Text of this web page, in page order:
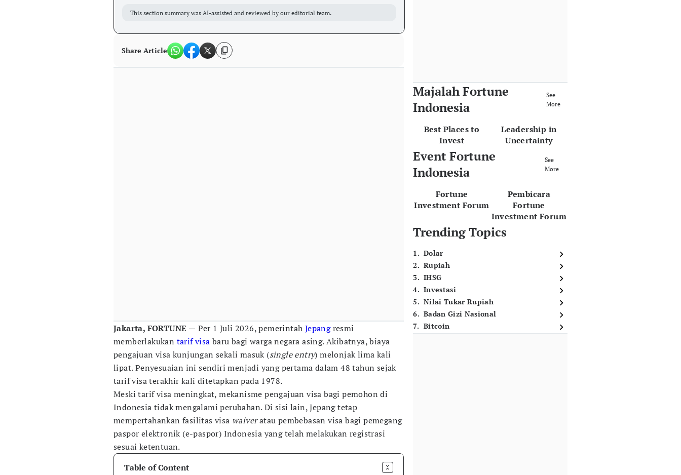
This section summary was AI-assisted and reviewed by our editorial team.
Share Article
Jakarta, FORTUNE — Per 1 Juli 2026, pemerintah Jepangresmi
memberlakukan tarif visa baru bagi warga negara asing. Akibatnya, biaya
pengajuan visa kunjungan sekali masuk (single entry) melonjak lima kali
lipat. Penyesuaian ini sendiri menjadi yang pertama dalam 48 tahun sejak
tarif visa terakhir kali ditetapkan pada 1978.
Meski tarif visa meningkat, mekanisme pengajuan visa bagi pemohon di
Indonesia tidak mengalami perubahan. Di sisi lain, Jepang tetap
mempertahankan fasilitas visa waiveratau pembebasan visa bagi pemegang
paspor elektronik (e-paspor) Indonesia yang telah melakukan registrasi
sesuai ketentuan.
Table of Content
Majalah Fortune
Indonesia
See
More
Best Places to
Invest
Leadership in
Uncertainty
Event Fortune
Indonesia
See
More
Fortune
Investment Forum
Pembicara
Fortune
Investment Forum
Trending Topics
1. Dolar
2. Rupiah
3. IHSG
4. Investasi
5. Nilai Tukar Rupiah
6. Badan Gizi Nasional
7. Bitcoin